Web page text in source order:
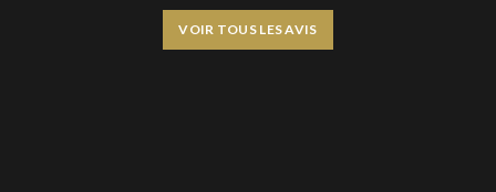
VOIR TOUS LES AVIS